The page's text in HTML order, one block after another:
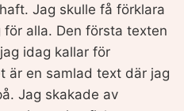
Jag skulle få förklara
för alla. Den första texten
idag kallar för
är en samlad text där jag
Jag skakade av